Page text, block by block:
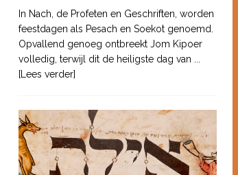
In Nach, de Profeten en Geschriften, worden
feestdagen als Pesach en Soekot genoemd.
Opvallend genoeg ontbreekt Jom Kipoer
volledig, terwijl dit de heiligste dag van
[Lees verder]